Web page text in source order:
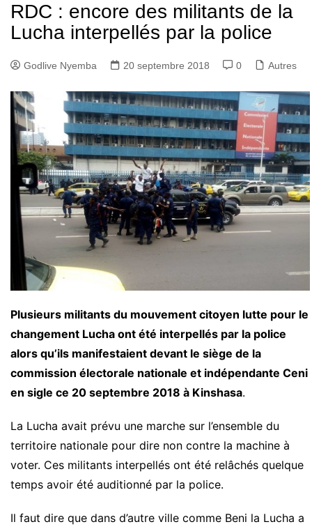
RDC : encore des militants de la
Lucha interpellés par la police
Godlive Nyemba 20 septembre 2018 0 Autres
Plusieurs militants du mouvement citoyen lutte pour le
changement Lucha ont été interpellés par la police
alors qu’ils manifestaient devant le siège de la
commission électorale nationale et indépendante Ceni
en sigle ce 20 septembre 2018 à Kinshasa.
La Lucha avait prévu une marche sur l’ensemble du
territoire nationale pour dire non contre la machine à
voter. Ces militants interpellés ont été relâchés quelque
temps avoir été auditionné par la police.
Il faut dire que dans d’autre ville comme Beni la Lucha a